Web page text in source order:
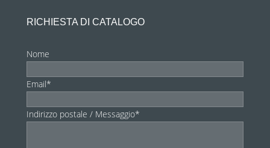
RICHIESTA DI CATALOGO
Nome
Email*
Indirizzo postale / Messaggio*